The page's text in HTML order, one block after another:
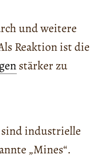
und weitere
Reaktion ist die
stärker zu
industrielle
„Mines“.